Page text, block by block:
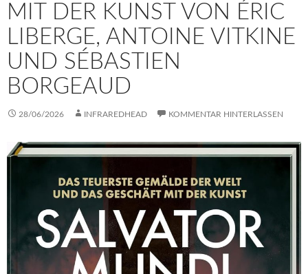
MIT DER KUNST VON ÉRIC
LIBERGE, ANTOINE VITKINE
UND SÉBASTIEN
BORGEAUD
28/06/2026 INFRAREDHEAD KOMMENTAR HINTERLASSEN